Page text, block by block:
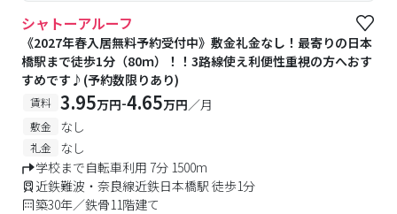
シャトーアルーフ
《2027年春入居無料予約受付中》敷金礼金なし！最寄りの日本
橋駅まで徒歩1分（80ｍ）！！3路線使え利便性重視の方へおす
すめです♪(予約数限りあり)
賃料 3.95万円-4.65万円／月
敷金 なし
礼金
なし
学校まで自転車利用 7分 1500m
近鉄難波・奈良線近鉄日本橋駅 徒歩1分
築30年／鉄骨11階建て